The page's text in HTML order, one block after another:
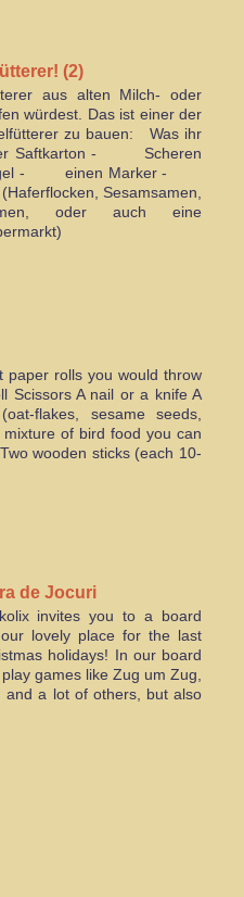
(2)
aus alten Milch- oder
würdest. Das ist einer der
zu bauen: Was ihr
Saftkarton - Scheren
- einen Marker -
Sesamsamen,
oder auch eine
paper rolls you would throw
Scissors A nail or a knife A
flakes, sesame seeds,
of bird food you can
wooden sticks (each 10-
de Jocuri
invites you to a board
lovely place for the last
holidays! In our board
games like Zug um Zug,
and a lot of others, but also